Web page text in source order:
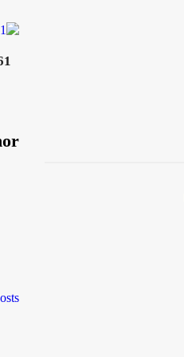
61 هزار دانش آموز در شهرستان های استان تهران